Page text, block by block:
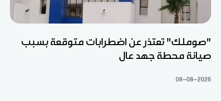
"صوملك" تعتذر عن اضطرابات متوقعة بسبب
صيانة محطة جهد عال
08-08-2026